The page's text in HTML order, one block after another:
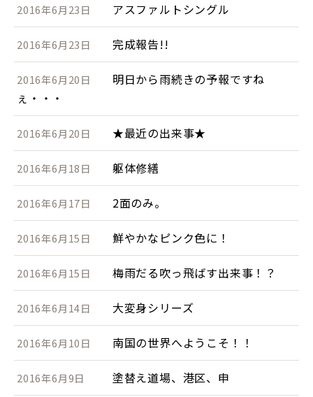
2016年6月23日 アスファルトシングル
2016年6月23日 完成報告!!
2016年6月20日
明日から雨続きの予報ですね
ぇ・・・
2016年6月20日 ★最近の出来事★
2016年6月18日 躯体修繕
2016年6月17日 2面のみ。
2016年6月15日 鮮やかなピンク色に！
2016年6月15日 梅雨だる吹っ飛ばす出来事！？
2016年6月14日 大変身シリーズ
2016年6月10日 南国の世界へようこそ！！
2016年6月9日 塗替え道場、港区、申